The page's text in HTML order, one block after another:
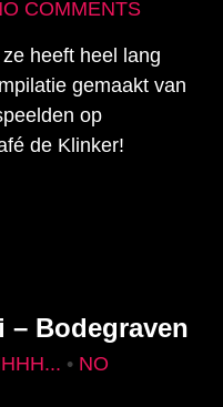
COMMENTS
heeft heel lang
gemaakt van
op
de Klinker!
– Bodegraven
• NO